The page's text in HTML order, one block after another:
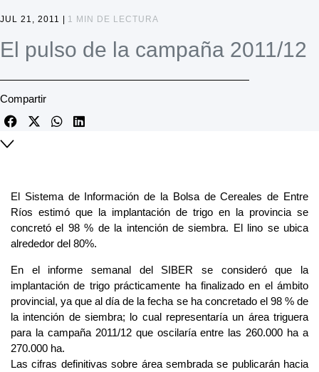
JUL 21, 2011 | 1 MIN DE LECTURA
El pulso de la campaña 2011/12
Compartir
El Sistema de Información de la Bolsa de Cereales de Entre
Ríos estimó que la implantación de trigo en la provincia se
concretó el 98 % de la intención de siembra. El lino se ubica
alrededor del 80%.
En el informe semanal del SIBER se consideró que la
implantación de trigo prácticamente ha finalizado en el ámbito
provincial, ya que al día de la fecha se ha concretado el 98 % de
la intención de siembra; lo cual representaría un área triguera
para la campaña 2011/12 que oscilaría entre las 260.000 ha a
270.000 ha.
Las cifras definitivas sobre área sembrada se publicarán hacia